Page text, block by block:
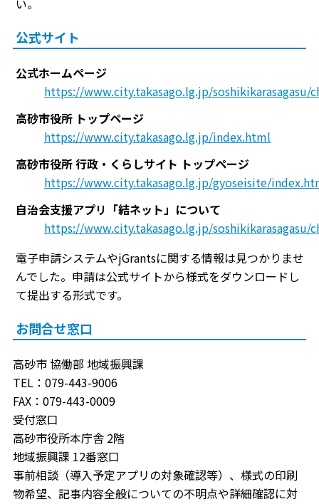
い。
公式サイト
公式ホームページ
https://www.city.takasago.lg.jp/
高砂市役所 トップページ
https://www.city.takasago.lg.jp/index.html
高砂市役所 行政・くらしサイト トップページ
https://www.city.takasago.lg.jp/gyoseisite/
自治会支援アプリ「結ネット」について
https://www.city.takasago.lg.jp/
電子申請システムやjGrantsに関する情報は見つかりませ
んでした。申請は公式サイトから様式をダウンロードし
て提出する形式です。
お問合せ窓口
高砂市 協働部 地域振興課
TEL：079-443-9006
FAX：079-443-0009
受付窓口
高砂市役所本庁舎 2階
地域振興課 12番窓口
事前相談（導入予定アプリの対象確認等）、様式の印刷
物希望、記事内容全般についての不明点や詳細確認に対